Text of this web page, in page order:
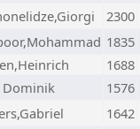
2300
1835
1688
Dominik 1576
1642